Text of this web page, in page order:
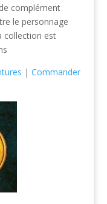
complément
le personnage
collection est
| Commander